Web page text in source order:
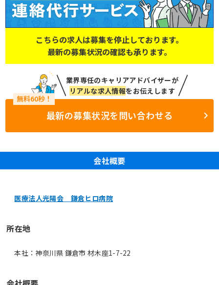
こちらの求人は募集を停止しております。
最新の募集状況の確認も承ります。
業界専任のキャリアアドバイザーが
リアルな求人情報をお伝えします
最新の募集状況を問い合わせる
会社概要
医療法人光陽会 鎌倉ヒロ病院
所在地
本社：神奈川県 鎌倉市 材木座1-7-22